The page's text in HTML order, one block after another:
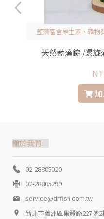
藍藻富含維生素、礦物
附重金屬、污染，
天然藍藻錠 /螺
關於我們
02-28805020
02-28805299
service@drfish.com.tw
新北市蘆洲區集賢路227號2